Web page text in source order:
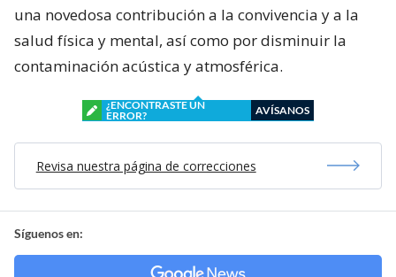
una novedosa contribución a la convivencia y a la
salud física y mental, así como por disminuir la
contaminación acústica y atmosférica.
¿ENCONTRASTE UN
ERROR?
AVÍSANOS
Revisa nuestra página de correcciones
Síguenos en: